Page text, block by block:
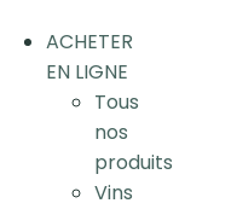
ACHETER
EN LIGNE
Tous
nos
produits
Vins